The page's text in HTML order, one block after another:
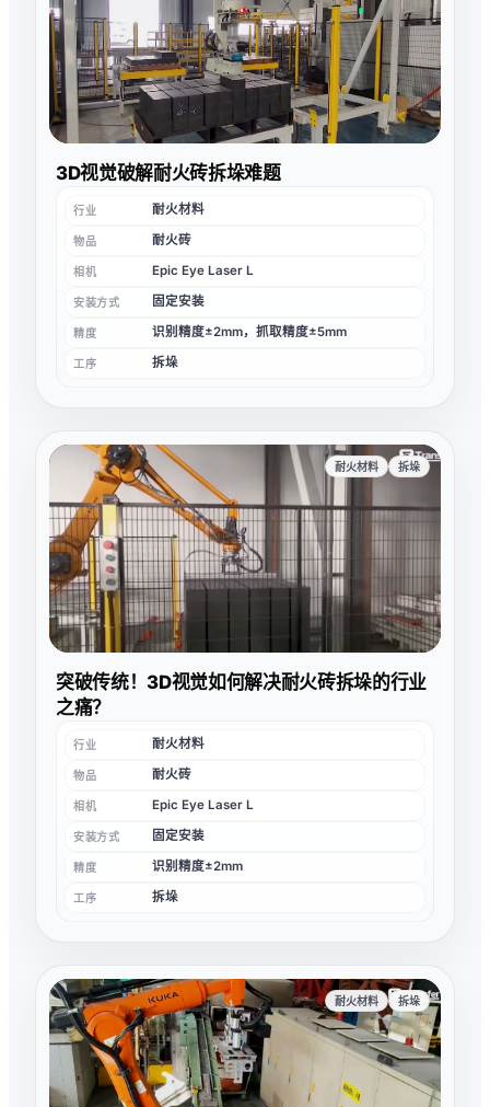
3D视觉破解耐火砖拆垛难题
行业 耐火材料
物品 耐火砖
相机 Epic Eye Laser L
安装方式 固定安装
精度 识别精度±2mm，抓取精度±5mm
工序 拆垛
耐火材料 拆垛
突破传统！3D视觉如何解决耐火砖拆垛的行业
之痛？
行业 耐火材料
物品 耐火砖
相机 Epic Eye Laser L
安装方式 固定安装
精度 识别精度±2mm
工序 拆垛
耐火材料 拆垛